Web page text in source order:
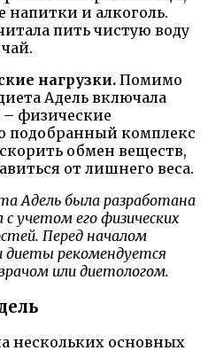
напитки и алкоголь.
пить чистую воду
нагрузки. Помимо
Адель включала
физические
подобранный комплекс
обмен веществ,
от лишнего веса.
Адель была разработана
учетом его физических
Перед началом
диеты рекомендуется
или диетологом.
нескольких основных